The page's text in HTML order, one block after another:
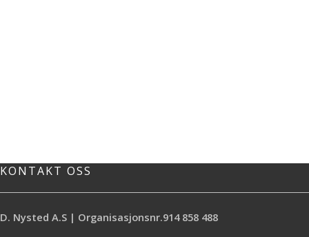
KONTAKT OSS
D. Nysted A.S | Organisasjonsnr.914 858 488